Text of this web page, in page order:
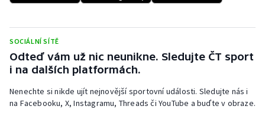
Triatlon
Veslování
Vodní slalom
SOCIÁLNÍ SÍTĚ
Odteď vám už nic neunikne. Sledujte ČT sport
i na dalších platformách.
Nenechte si nikde ujít nejnovější sportovní události. Sledujte nás i
na Facebooku, X, Instagramu, Threads či YouTube a buďte v obraze.